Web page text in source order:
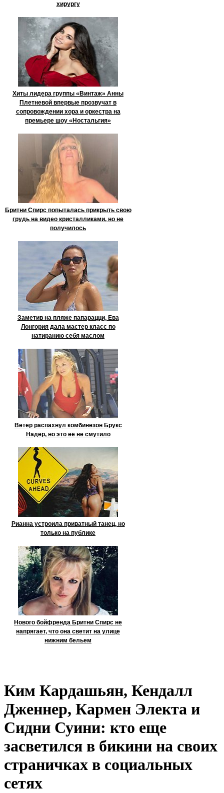
хирургу
Хиты лидера группы «Винтаж» Анны
Плетневой впервые прозвучат в
сопровождении хора и оркестра на
премьере шоу «Ностальгия»
Бритни Спирс попыталась прикрыть свою
грудь на видео кристалликами, но не
получилось
Заметив на пляже папарацци, Ева
Лонгория дала мастер класс по
натиранию себя маслом
Ветер распахнул комбинезон Брукс
Надер, но это её не смутило
Рианна устроила приватный танец, но
только на публике
Нового бойфренда Бритни Спирс не
напрягает, что она светит на улице
нижним бельем
Ким Кардашьян, Кендалл
Дженнер, Кармен Электа и
Сидни Суини: кто еще
засветился в бикини на своих
страничках в социальных
сетях